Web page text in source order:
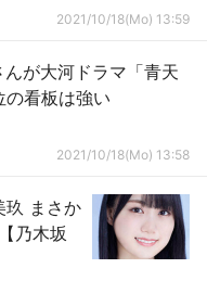
2021/10/18(Mo) 13:59
が大河ドラマ「青天
の看板は強い
2021/10/18(Mo) 13:58
玖 まさか
乃木坂